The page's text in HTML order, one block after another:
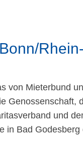
von Mieterbund
Genossenschaft,
und
Bad